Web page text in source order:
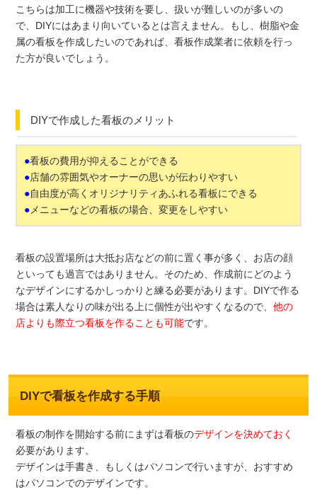
こちらは加工に機器や技術を要し、扱いが難しいのが多いの
で、DIYにはあまり向いているとは言えません。もし、樹脂や金
属の看板を作成したいのであれば、看板作成業者に依頼を行っ
た方が良いでしょう。
DIYで作成した看板のメリット
●看板の費用が抑えることができる
●店舗の雰囲気やオーナーの思いが伝わりやすい
●自由度が高くオリジナリティあふれる看板にできる
●メニューなどの看板の場合、変更をしやすい
看板の設置場所は大抵お店などの前に置く事が多く、お店の顔
といっても過言ではありません。そのため、作成前にどのよう
なデザインにするかしっかりと練る必要があります。DIYで作る
場合は素人なりの味が出る上に個性が出やすくなるので、 他の
店よりも際立つ看板を作ることも可能です。
DIYで看板を作成する手順
看板の制作を開始する前にまずは看板のデザインを決めておく
必要があります。
デザインは手書き、もしくはパソコンで行いますが、おすすめ
はパソコンでのデザインです。